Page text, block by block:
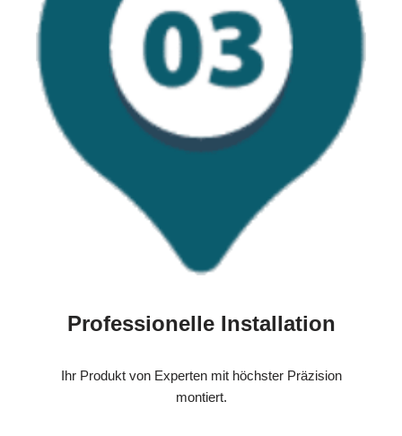
Professionelle Installation
Ihr Produkt von Experten mit höchster Präzision
montiert.